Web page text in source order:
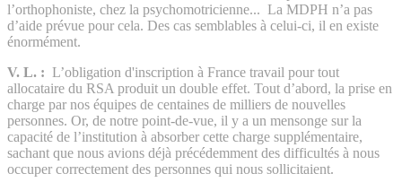
l’orthophoniste, chez la psychomotricienne... La MDPH n’a pas
d’aide prévue pour cela. Des cas semblables à celui-ci, il en existe
énormément.
V. L. : L’obligation d'inscription à France travail pour tout
allocataire du RSA produit un double effet. Tout d’abord, la prise en
charge par nos équipes de centaines de milliers de nouvelles
personnes. Or, de notre point-de-vue, il y a un mensonge sur la
capacité de l’institution à absorber cette charge supplémentaire,
sachant que nous avions déjà précédemment des difficultés à nous
occuper correctement des personnes qui nous sollicitaient.